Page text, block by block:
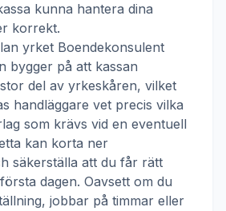
kunna hantera dina
korrekt.
yrket Boendekonsulent
bygger på att kassan
del av yrkeskåren, vilket
handläggare vet precis vilka
som krävs vid en eventuell
kan korta ner
säkerställa att du får rätt
dagen. Oavsett om du
jobbar på timmar eller